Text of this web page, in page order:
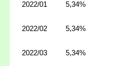
2022/01 5,34%
2022/02 5,34%
2022/03 5,34%